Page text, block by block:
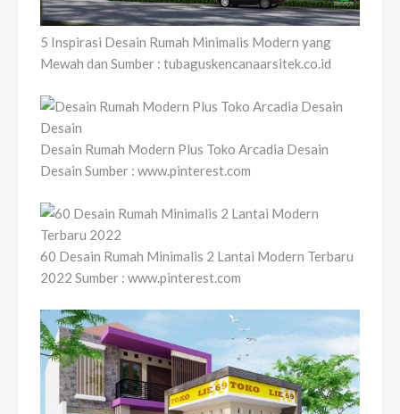
5 Inspirasi Desain Rumah Minimalis Modern yang
Mewah dan Sumber : tubaguskencanaarsitek.co.id
Desain Rumah Modern Plus Toko Arcadia Desain
Desain Sumber : www.pinterest.com
60 Desain Rumah Minimalis 2 Lantai Modern Terbaru
2022 Sumber : www.pinterest.com